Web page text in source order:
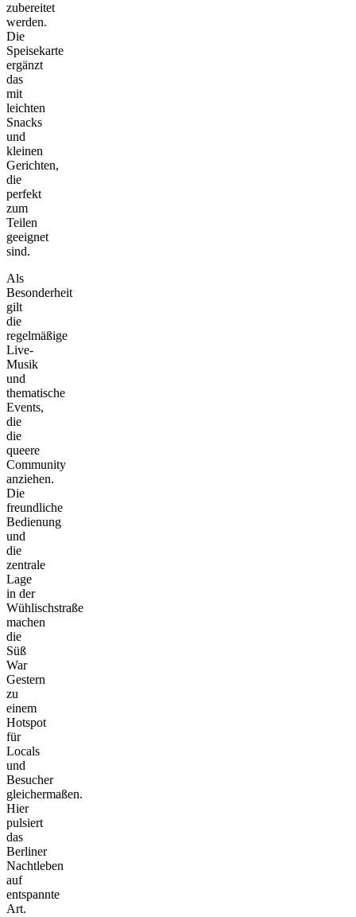
zubereitet
werden.
Die
Speisekarte
ergänzt
das
mit
leichten
Snacks
und
kleinen
Gerichten,
die
perfekt
zum
Teilen
geeignet
sind.
Als
Besonderheit
gilt
die
regelmäßige
Live-
Musik
und
thematische
Events,
die
die
queere
Community
anziehen.
Die
freundliche
Bedienung
und
die
zentrale
Lage
in der
Wühlischstraße
machen
die
Süß
War
Gestern
zu
einem
Hotspot
für
Locals
und
Besucher
gleichermaßen.
Hier
pulsiert
das
Berliner
Nachtleben
auf
entspannte
Art.